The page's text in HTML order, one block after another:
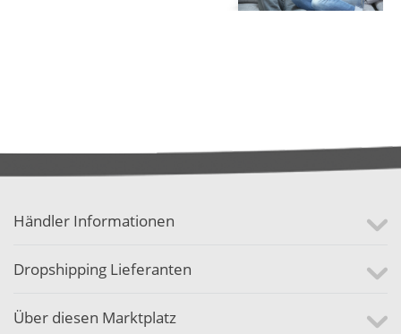
Händler Informationen
Dropshipping Lieferanten
Über diesen Marktplatz